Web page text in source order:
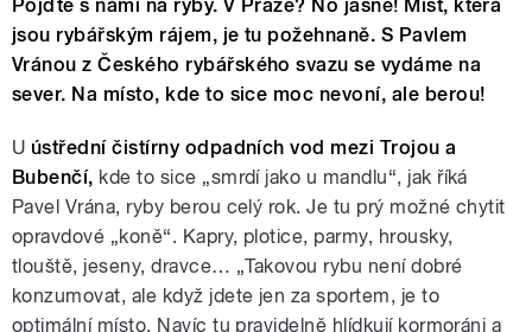
Pojďte s námi na ryby. V Praze? No jasně! Míst, která
jsou rybářským rájem, je tu požehnaně. S Pavlem
Vránou z Českého rybářského svazu se vydáme na
sever. Na místo, kde to sice moc nevoní, ale berou!
U ústřední čistírny odpadních vod mezi Trojou a
Bubenčí, kde to sice „smrdí jako u mandlu“, jak říká
Pavel Vrána, ryby berou celý rok. Je tu prý možné chytit
opravdové „koně“. Kapry, plotice, parmy, hrousky,
tlouště, jeseny, dravce… „Takovou rybu není dobré
konzumovat, ale když jdete jen za sportem, je to
optimální místo. Navíc tu pravidelně hlídkují kormoráni a